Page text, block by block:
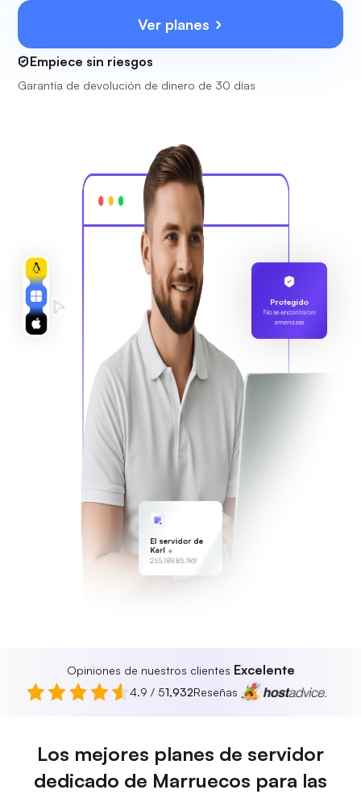
Ver planes
Empiece sin riesgos
Garantía de devolución de dinero de 30 días
Protegido
No se encontraron
amenazas
El servidor de
Karl
255.189.85.19
Opiniones de nuestros clientes Excelente
4.9 / 51,932Reseñas
Los mejores planes de servidor
dedicado de Marruecos para las